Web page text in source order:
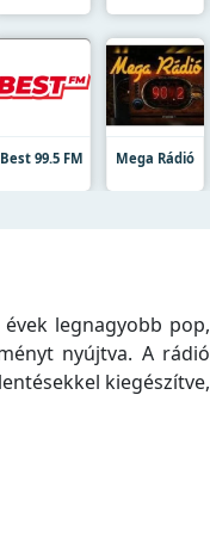
Best 99.5 FM Mega Rádió
legnagyobb pop,
nyújtva. A rádió
kiegészítve,